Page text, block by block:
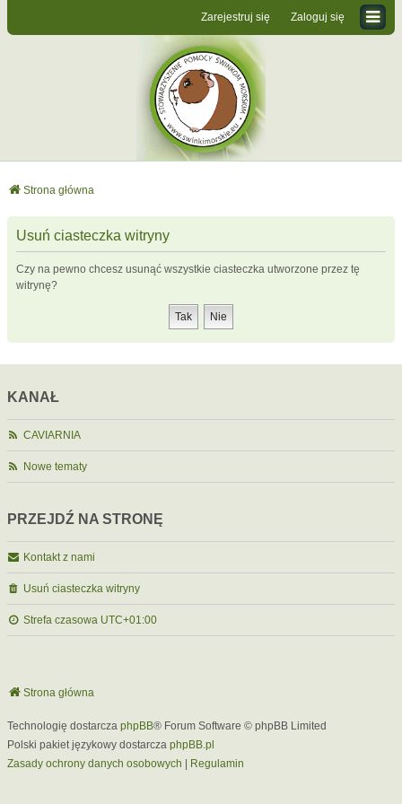
Zaloguj się
Zarejestruj się
Strona główna
Usuń ciasteczka witryny
Czy na pewno chcesz usunąć wszystkie ciasteczka utworzone przez tę
witrynę?
KANAŁ
CAVIARNIA
Nowe tematy
PRZEJDŹ NA STRONĘ
Kontakt z nami
Usuń ciasteczka witryny
Strefa czasowa UTC+01:00
Strona główna
Technologię dostarcza phpBB® Forum Software © phpBB Limited
Polski pakiet językowy dostarcza phpBB.pl
Zasady ochrony danych osobowych
Regulamin